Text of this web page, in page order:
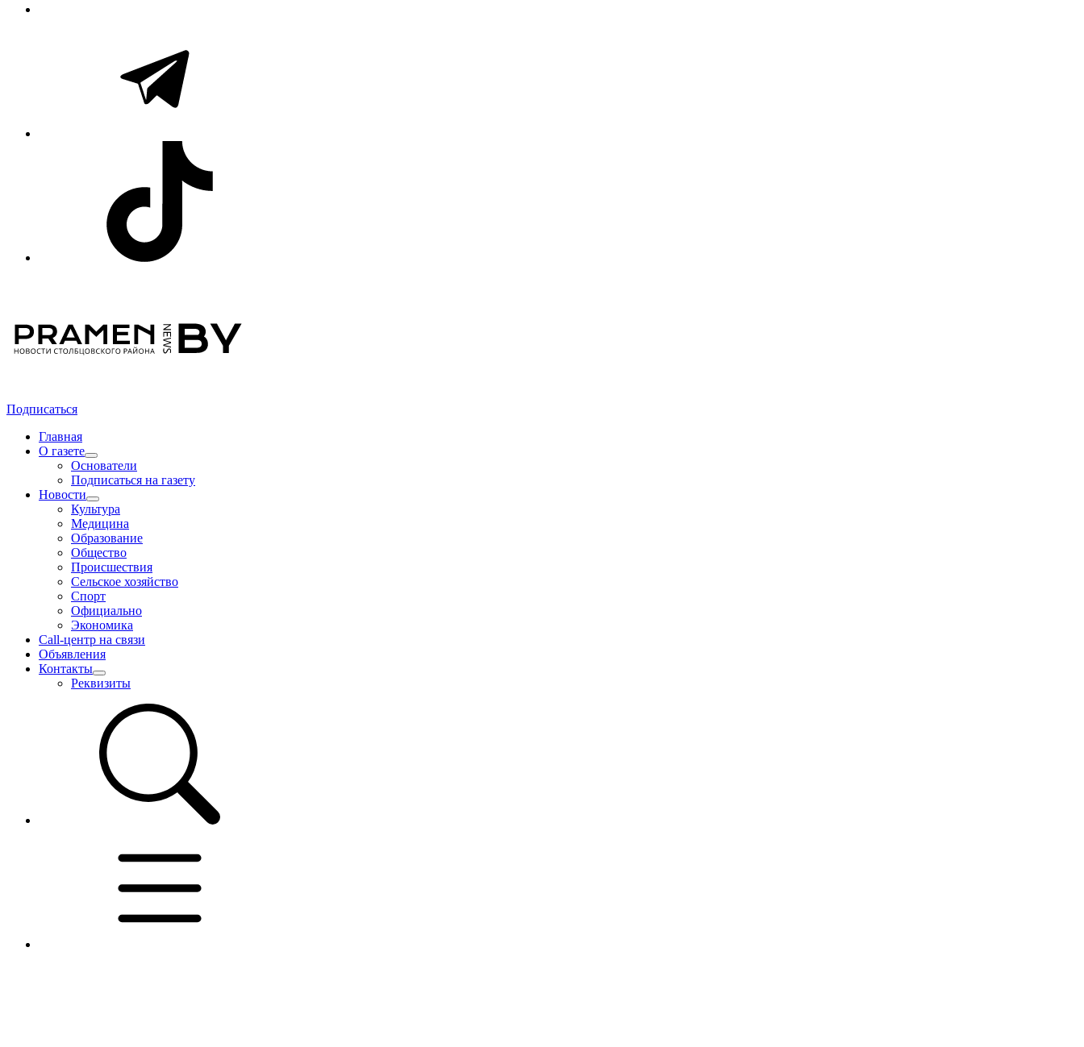
Подписаться
Главная
О газете
Основатели
Подписаться на газету
Новости
Культура
Медицина
Образование
Общество
Происшествия
Сельское хозяйство
Спорт
Официально
Экономика
Call-центр на связи
Объявления
Контакты
Реквизиты